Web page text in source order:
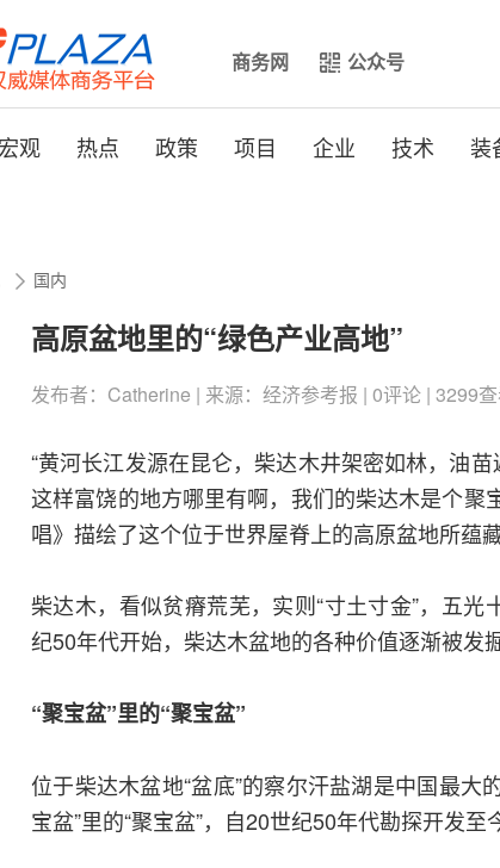
商务网 公众号
宏观 热点 政策 项目 企业 技术 装
国内
高原盆地里的“绿色产业高地”
发布者：Catherine | 来源：经济参考报 | 0评论 | 3299
“黄河长江发源在昆仑，柴达木井架密如林，油苗
这样富饶的地方哪里有啊，我们的柴达木是个
唱》描绘了这个位于世界屋脊上的高原盆地所蕴
柴达木，看似贫瘠荒芜，实则“寸土寸金”，五
纪50年代开始，柴达木盆地的各种价值逐渐被发
“聚宝盆”里的“聚宝盆”
位于柴达木盆地“盆底”的察尔汗盐湖是中国最大
宝盆”里的“聚宝盆”，自20世纪50年代勘探开发至